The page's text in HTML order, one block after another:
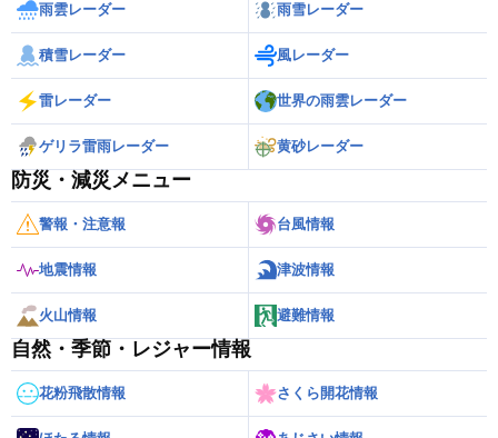
雨雲レーダー 雨雪レーダー
積雪レーダー 風レーダー
雷レーダー 世界の雨雲レーダー
ゲリラ雷雨レーダー 黄砂レーダー
防災・減災メニュー
警報・注意報 台風情報
地震情報 津波情報
火山情報 避難情報
自然・季節・レジャー情報
花粉飛散情報 さくら開花情報